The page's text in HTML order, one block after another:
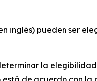
inglés) pueden ser
la
de acuerdo con la